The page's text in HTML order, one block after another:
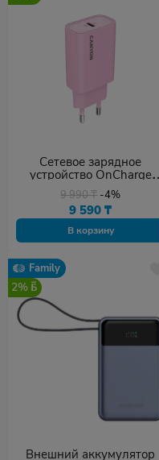
Сетевое зарядное
устройство OnCharge
30CL
9 990₸ -4%
9 590₸
В корзину
Family
2%
Внешний аккумулятор